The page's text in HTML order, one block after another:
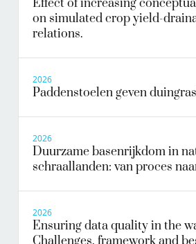
Effect of increasing
on simulated crop yield-
relations.
2026
Paddenstoelen geven
2026
Duurzame basenrijkdom in
schraallanden: van proces
2026
Ensuring data quality in the